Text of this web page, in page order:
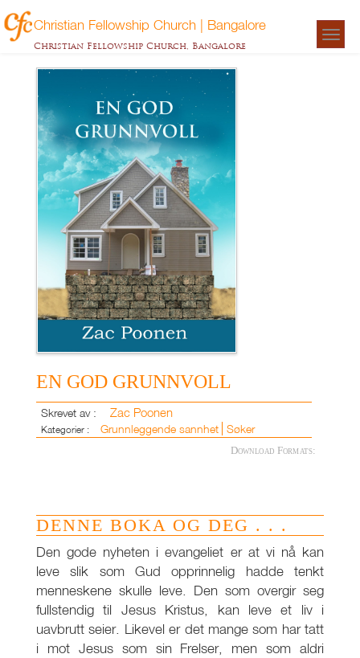
Christian Fellowship Church | Bangalore
Christian Fellowship Church, Bangalore
EN GOD GRUNNVOLL
Skrevet av : Zac Poonen
Kategorier : Grunnleggende sannhet Søker
Download Formats:
DENNE BOKA OG DEG . . .
Den gode nyheten i evangeliet er at vi nå kan
leve slik som Gud opprinnelig hadde tenkt
menneskene skulle leve. Den som overgir seg
fullstendig til Jesus Kristus, kan leve et liv i
uavbrutt seier. Likevel er det mange som har tatt
i mot Jesus som sin Frelser, men som aldri